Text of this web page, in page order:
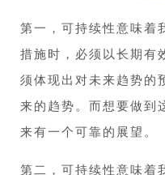
第一，可持续性意味着
措施时，必须以长期有
须体现出对未来趋势的
来的趋势。而想要做到
来有一个可靠的展望。
第二，可持续性意味着